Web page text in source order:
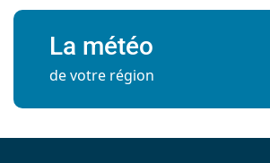
La météo
de votre région